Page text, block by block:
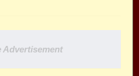
Advertisement